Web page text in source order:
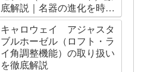
底解説｜名器の進化を時系
列で辿る
キャロウェイ アジャスタ
ブルホーゼル（ロフト・ラ
イ角調整機能）の取り扱い
を徹底解説